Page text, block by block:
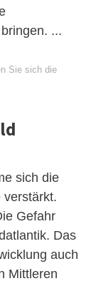
...
Sie sich die
sich die
verstärkt.
Gefahr
Das
auch
Mittleren